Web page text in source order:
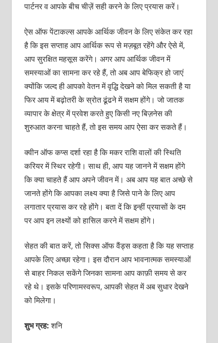
पार्टनर व आपके बीच चीज़ें सही करने के लिए प्रयास करें।
ऐस ऑफ पेंटाकल्स आपके आर्थिक जीवन के लिए संकेत कर रहा
है कि इस सप्ताह आप आर्थिक रूप से मज़बूत रहेंगे और ऐसे में,
आप सुरक्षित महसूस करेंगे। अगर आप आर्थिक जीवन में
समस्याओं का सामना कर रहे हैं, तो अब आप बेफिक्र हो जाएं
क्योंकि जल्द ही आपको वेतन में वृद्धि देखने को मिल सकती है या
फिर आय में बढ़ोतरी के स्रोत ढूंढने में सक्षम होंगे। जो जातक
व्यापार के क्षेत्र में प्रवेश करते हुए किसी नए बिज़नेस की
शुरुआत करना चाहते हैं, तो इस समय आप ऐसा कर सकते हैं।
क्वीन ऑफ कप्स दर्शा रहा है कि मकर राशि वालों की स्थिति
करियर में स्थिर रहेगी। साथ ही, आप यह जानने में सक्षम होंगे
कि क्या चाहते हैं आप अपने जीवन में। अब आप यह बात अच्छे से
जानते होंगे कि आपका लक्ष्य क्या है जिसे पाने के लिए आप
लगातार प्रयास कर रहे होंगे। बता दें कि इन्हीं प्रयासों के दम
पर आप इन लक्ष्यों को हासिल करने में सक्षम होंगे।
सेहत की बात करें, तो सिक्स ऑफ वैंड्स कहता है कि यह सप्ताह
आपके लिए अच्छा रहेगा। इस दौरान आप भावनात्मक समस्याओं
से बाहर निकल सकेंगे जिनका सामना आप काफ़ी समय से कर
रहे थे। इसके परिणामस्वरूप, आपकी सेहत में अब सुधार देखने
को मिलेगा।
शुभ ग्रह:शनि